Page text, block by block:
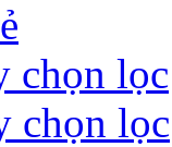
chọn lọc
chọn lọc